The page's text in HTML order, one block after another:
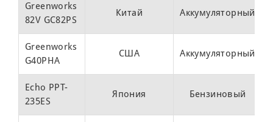
Greenworks
82V GC82PS
Китай Аккумуляторный
Greenworks
G40PHA
США Аккумуляторный
Echo PPT-
235ES
Япония Бензиновый